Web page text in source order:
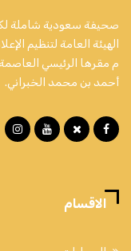
صحيفة سعودية شاملة
م مقرها الرئيسي
أحمد بن محمد الخبراني.
الاقسام